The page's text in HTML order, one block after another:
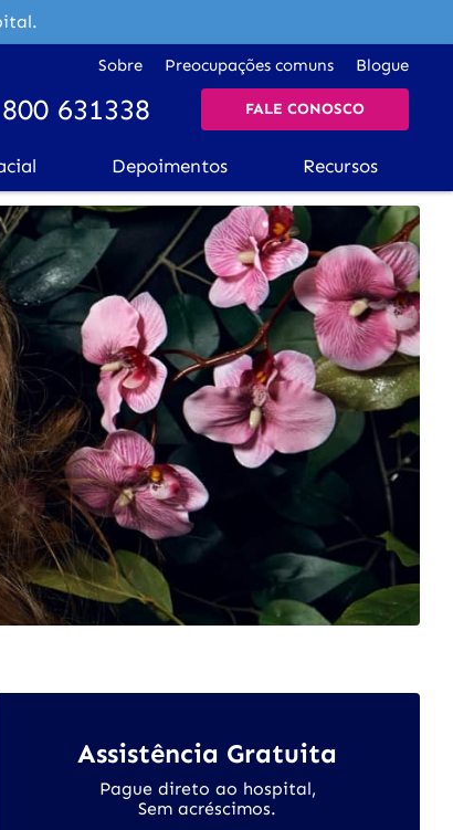
Sobre Preocupações comuns Blogue
631338 FALE CONOSCO
Depoimentos Recursos
Assistência Gratuita
Pague direto ao hospital,
Sem acréscimos.